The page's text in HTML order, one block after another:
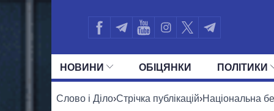
НОВИНИ ОБIЦЯНКИ ПОЛIТИКИ
УСІ ПОЛІТИКИ ПРЕЗИДЕНТ І
Слово і Діло›Стрічка публікацій›Національна